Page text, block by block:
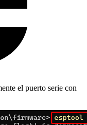
el puerto serie con